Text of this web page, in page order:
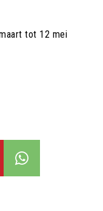
tot 12 mei